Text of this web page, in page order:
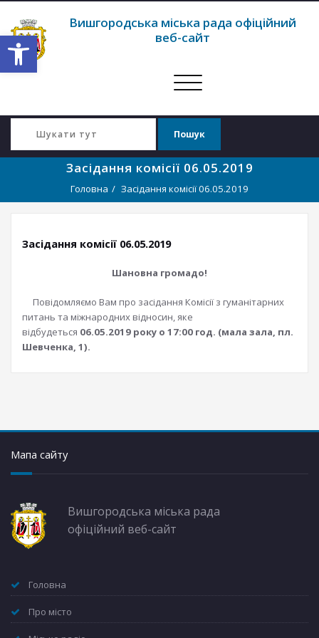
Відкрити Панель інструментів
Вишгородська міська рада офіційний
веб-сайт
Перемкнути
Засідання комісії 06.05.2019
Головна Засідання комісії 06.05.2019
Засідання комісії 06.05.2019
Шановна громадо!
Повідомляємо Вам про засідання Комісії з гуманітарних
питань та міжнародних відносин, яке
відбудеться 06.05.2019 року о 17:00 год. (мала зала, пл.
Шевченка, 1).
Мапа сайту
Вишгородська міська рада
офіційний веб-сайт
Головна
Про місто